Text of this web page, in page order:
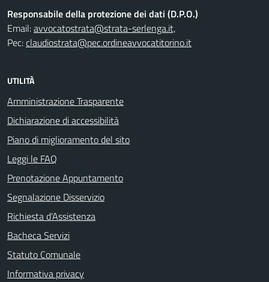
Responsabile della protezione dei dati (D.P.O.)
Email:avvocatostrata@strata-serlenga.it,
Pec:claudiostrata@pec.ordineavvocatitorino.it
UTILITÀ
Amministrazione Trasparente
Dichiarazione di accessibilità
Piano di miglioramento del sito
Leggi le FAQ
Prenotazione Appuntamento
Segnalazione Disservizio
Richiesta d'Assistenza
Bacheca Servizi
Statuto Comunale
Informativa privacy